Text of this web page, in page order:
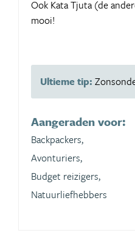
Ook Kata Tjuta (de
mooi!
Ultieme tip:
Aangeraden voor:
Backpackers,
Avonturiers,
Budget reizigers,
Natuurliefhebbers